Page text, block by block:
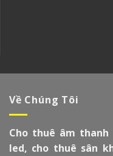
Về Chúng Tôi
Cho thuê âm
led, cho thuê sân